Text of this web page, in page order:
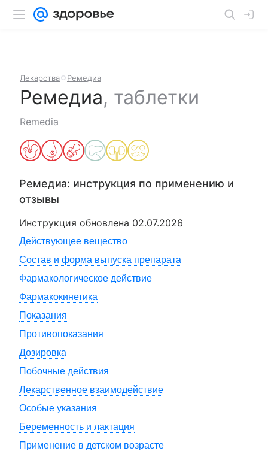
Лекарства Ремедиа
Ремедиа, таблетки
Remedia
Ремедиа: инструкция по применению и
отзывы
Инструкция обновлена 02.07.2026
Действующее вещество
Состав и форма выпуска препарата
Фармакологическое действие
Фармакокинетика
Показания
Противопоказания
Дозировка
Побочные действия
Лекарственное взаимодействие
Особые указания
Беременность и лактация
Применение в детском возрасте